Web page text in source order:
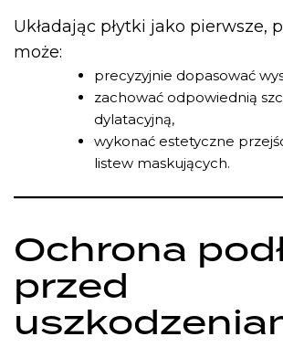
Układając płytki jako pierwsze,
może:
precyzyjnie dopasować
zachować odpowiednią
dylatacyjną,
wykonać estetyczne
listew maskujących.
Ochrona
przed